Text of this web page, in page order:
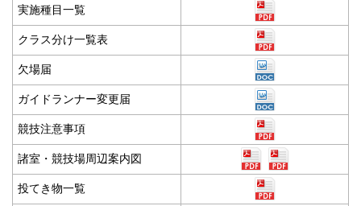
実施種目一覧
クラス分け一覧表
欠場届
ガイドランナー変更届
競技注意事項
諸室・競技場周辺案内図
投てき物一覧